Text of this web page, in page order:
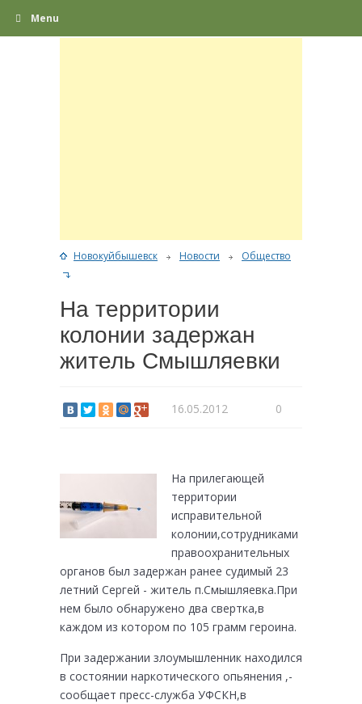
Menu
Новокуйбышевск Новости Общество
На территории
колонии задержан
житель Смышляевки
16.05.2012 0
На прилегающей
территории
исправительной
колонии,сотрудниками
правоохранительных
органов был задержан ранее судимый 23
летний Сергей - житель п.Смышляевка.При
нем было обнаружено два свертка,в
каждом из котором по 105 грамм героина.
При задержании злоумышленник находился
в состоянии наркотического опьянения ,-
сообщает пресс-служба УФСКН,в